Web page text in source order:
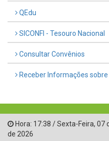
QEdu
SICONFI - Tesouro Nacional
Consultar Convênios
Receber Informações
Hora: 17:38 /Sexta-Feira, 07
de 2026